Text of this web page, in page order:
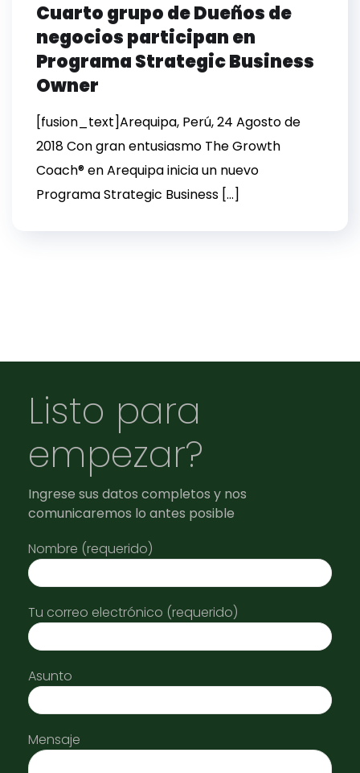
Cuarto grupo de Dueños de
negocios participan en
Programa Strategic Business
Owner
[fusion_text]Arequipa, Perú, 24 Agosto de
2018 Con gran entusiasmo The Growth
Coach® en Arequipa inicia un nuevo
Programa Strategic Business […]
Listo para
empezar?
Ingrese sus datos completos y nos
comunicaremos lo antes posible
Nombre (requerido)
Tu correo electrónico (requerido)
Asunto
Mensaje